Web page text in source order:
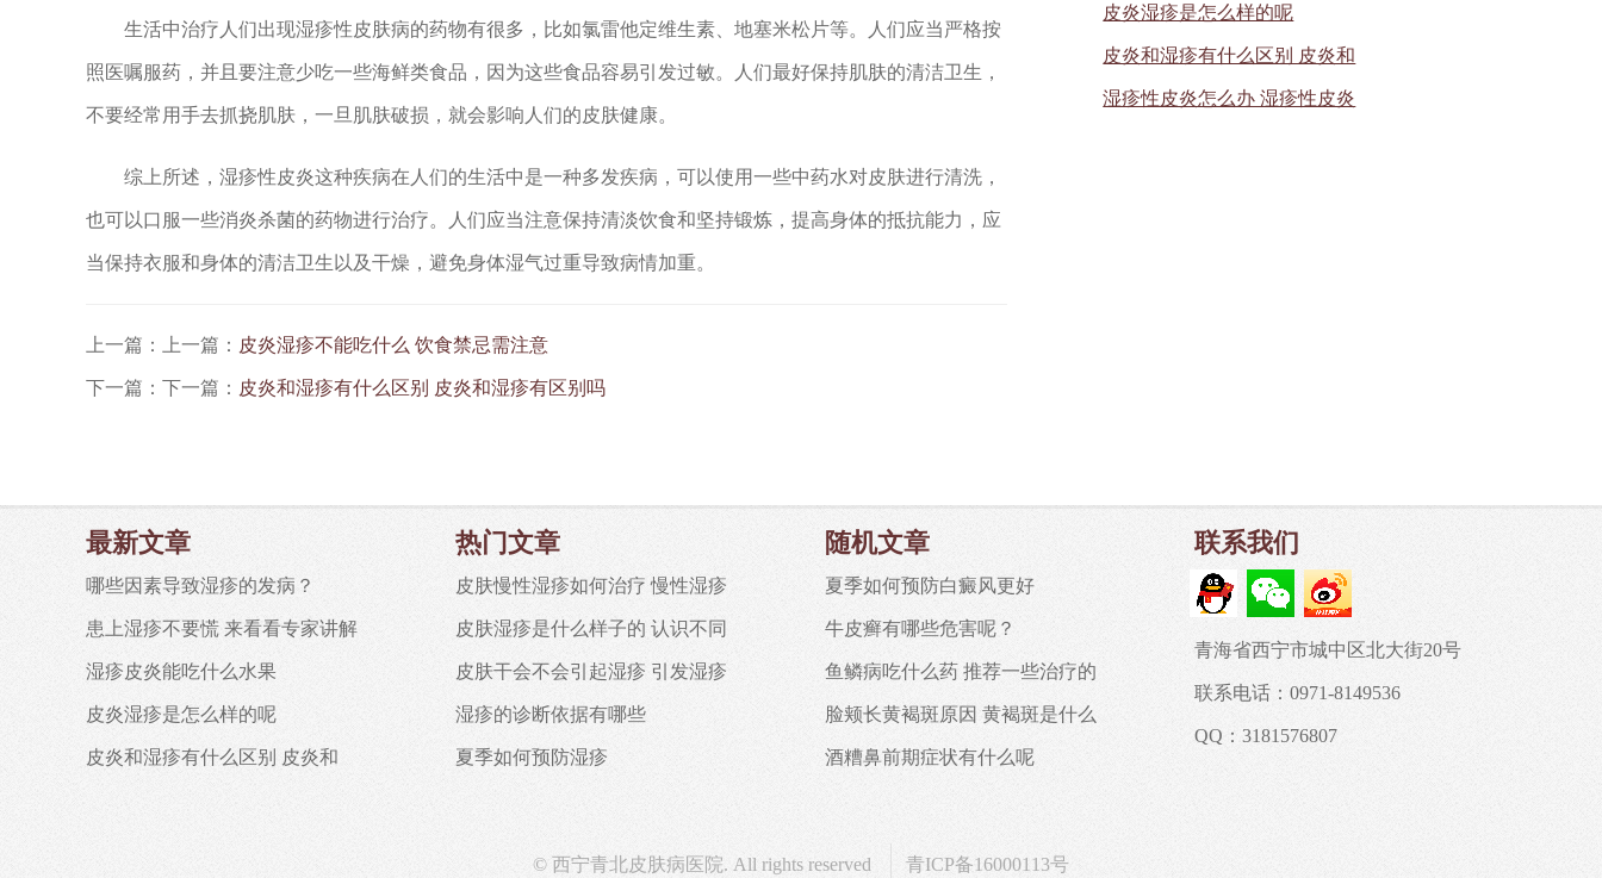
生活中治疗人们出现湿疹性皮肤病的药物有很多，比如氯雷他定维生素、地塞米松片等。人们应当严格按
照医嘱服药，并且要注意少吃一些海鲜类食品，因为这些食品容易引发过敏。人们最好保持肌肤的清洁卫生，
不要经常用手去抓挠肌肤，一旦肌肤破损，就会影响人们的皮肤健康。
综上所述，湿疹性皮炎这种疾病在人们的生活中是一种多发疾病，可以使用一些中药水对皮肤进行清洗，
也可以口服一些消炎杀菌的药物进行治疗。人们应当注意保持清淡饮食和坚持锻炼，提高身体的抵抗能力，应
当保持衣服和身体的清洁卫生以及干燥，避免身体湿气过重导致病情加重。
上一篇：上一篇： 皮炎湿疹不能吃什么 饮食禁忌需注意
下一篇：下一篇： 皮炎和湿疹有什么区别 皮炎和湿疹有区别吗
皮炎湿疹是怎么样的呢
皮炎和湿疹有什么区别 皮炎和
湿疹性皮炎怎么办 湿疹性皮炎
最新文章
哪些因素导致湿疹的发病？
患上湿疹不要慌 来看看专家讲解
湿疹皮炎能吃什么水果
皮炎湿疹是怎么样的呢
皮炎和湿疹有什么区别 皮炎和
热门文章
皮肤慢性湿疹如何治疗 慢性湿疹
皮肤湿疹是什么样子的 认识不同
皮肤干会不会引起湿疹 引发湿疹
湿疹的诊断依据有哪些
夏季如何预防湿疹
随机文章
夏季如何预防白癜风更好
牛皮癣有哪些危害呢？
鱼鳞病吃什么药 推荐一些治疗的
脸颊长黄褐斑原因 黄褐斑是什么
酒糟鼻前期症状有什么呢
联系我们
青海省西宁市城中区北大街20号
联系电话：0971-8149536
QQ：3181576807
© 西宁青北皮肤病医院. All rights reserved 青ICP备16000113号